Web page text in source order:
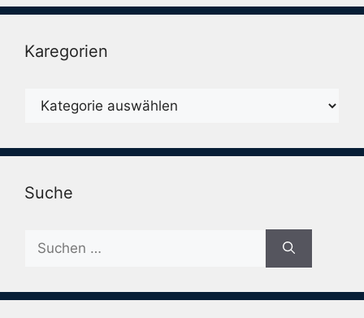
Karegorien
Karegorien
Suche
nach: